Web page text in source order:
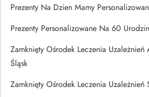
Prezenty Na Dzien Mamy
Prezenty Personalizowane Na 60
Zamknięty Ośrodek Leczenia
Śląsk
Zamknięty Ośrodek Leczenia Uzależnień